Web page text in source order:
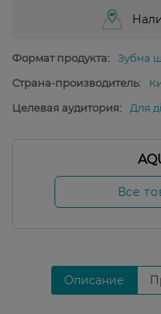
Формат продукта:
Зубна
Страна-производитель:
Целевая аудитория:
Для
Все
Описание